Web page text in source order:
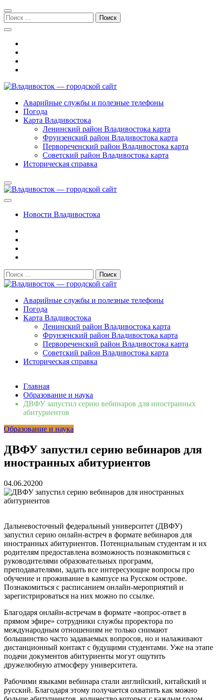
Перейти
к
навигации
Перейти
к
содержимому
Поиск:
Владивосток — городской сайт
Аварийные службы и полезные телефоны
Погода
Карта Владивостока
Ленинский район Владивостока карта
Фрунзенский район Владивостока карта
Первореченский район Владивостока карта
Советский район Владивостока карта
Историческая справка
Новости Владивостока
Поиск:
Владивосток — городской сайт
Аварийные службы и полезные телефоны
Погода
Карта Владивостока
Ленинский район Владивостока карта
Фрунзенский район Владивостока карта
Первореченский район Владивостока карта
Советский район Владивостока карта
Историческая справка
Сломалась бытовая техника во Владивостоке: как
быстро вернуть комфорт в дом и из...06.08.2026
Мобильная реклама на общественном транспорте: как
Во Владивостоке найдут хозяев незаконных сбросов в
Зарядка с полицейскими, бои кудо и семафорная азбука:
во Владивостоке прошла мас...07.07.2026
Вельгодский Олег Николаевич15.03.2026
Ходнева Василиса Валентиновна
Глушко Вячеслав Викторович 15.03.2026
Аксенов Александр Валентинович
Главная
Образование и наука
ДВФУ запустил серию вебинаров для иностранных
абитуриентов
Образование и наука
ДВФУ запустил серию вебинаров для
иностранных абитуриентов
04.06.20200
Дальневосточный федеральный университет (ДВФУ)
запустил серию онлайн-встреч в формате вебинаров для
иностранных абитуриентов. Потенциальным студентам и их
родителям предоставлена возможность познакомиться с
руководителями образовательных программ,
преподавателями, задать все интересующие вопросы про
обучение и проживание в кампусе на Русском острове.
Познакомиться с расписанием онлайн-мероприятий и
зарегистрироваться на них можно по ссылке.
Благодаря онлайн-встречам в формате «вопрос-ответ в
прямом эфире» сотрудники службы проректора по
международным отношениям не только снимают
большинство часто задаваемых вопросов, но и налаживают
дистанционный контакт с будущими студентами. Уже на этапе
подачи документов абитуриенты могут ощутить
дружелюбную атмосферу университета.
Рабочими языками вебинара стали английский, китайский и
русский. Благодаря этому получается охватить как можно